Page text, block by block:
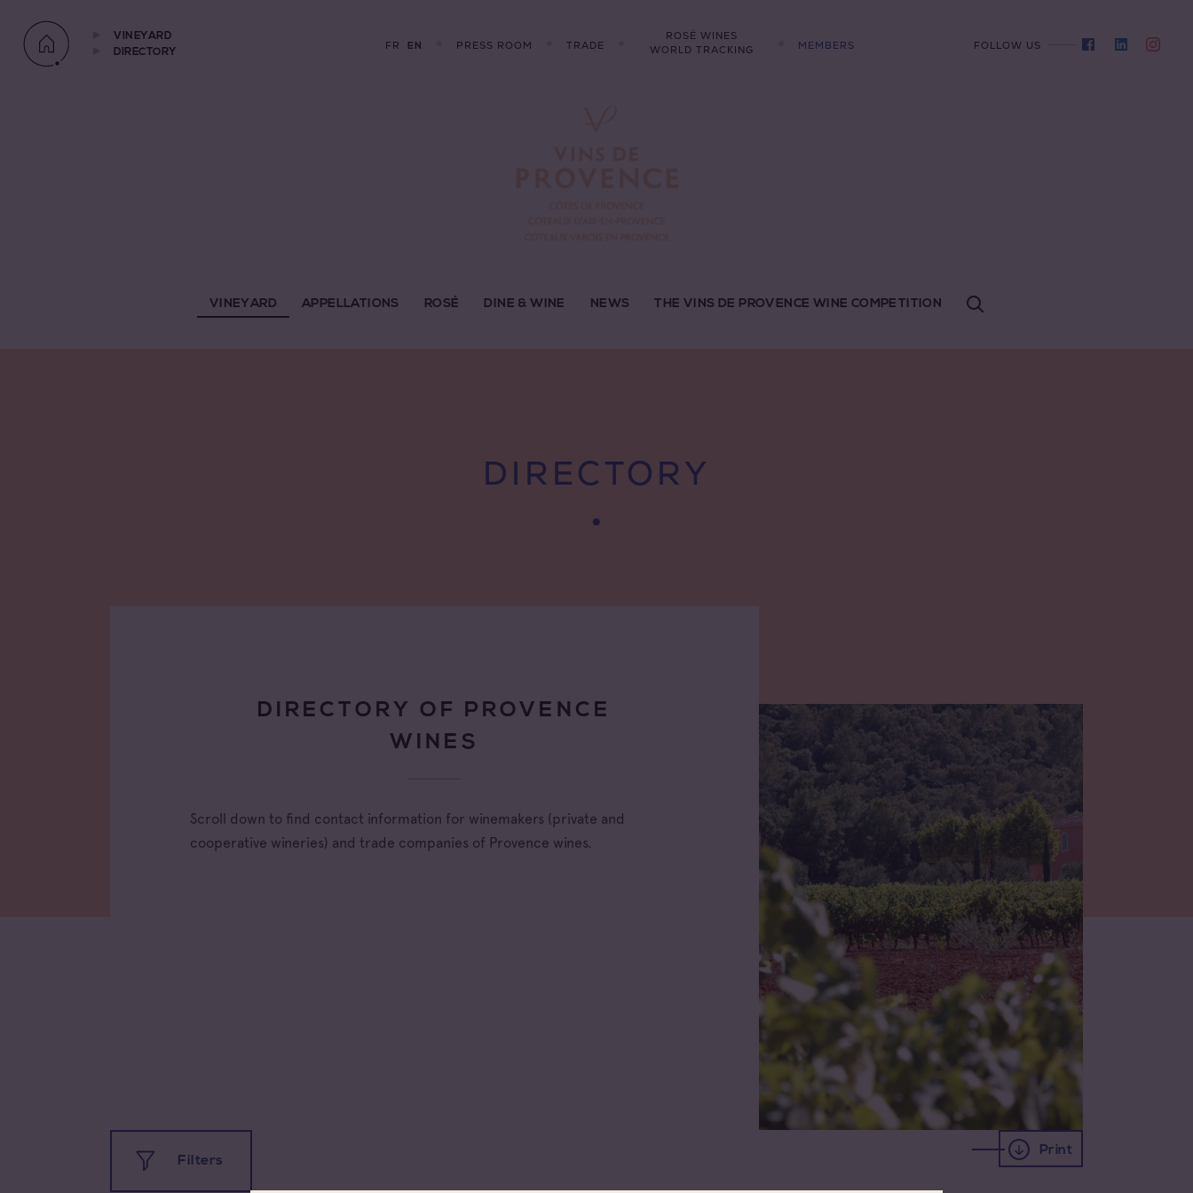
VINEYARD
DIRECTORY
FR EN PRESS ROOM TRADE
ROSÉ WINES
WORLD TRACKING
MEMBERS FOLLOW US
VINEYARD APPELLATIONS ROSÉ DINE & WINE NEWS THE VINS DE PROVENCE WINE COMPETITION
DIRECTORY
DIRECTORY OF PROVENCE
WINES
Scroll down to find contact information for winemakers (private and
cooperative wineries) and trade companies of Provence wines.
Filters
Print